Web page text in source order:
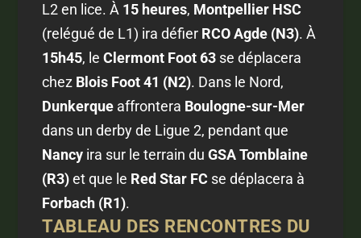
L2 en lice. À 15 heures, Montpellier HSC
(relégué de L1) ira défier RCO Agde (N3). À
15h45, leClermont Foot 63 se déplacera
chez Blois Foot 41 (N2). Dans le Nord,
Dunkerque affrontera Boulogne-sur-Mer
dans un derby de Ligue 2, pendant que
Nancy ira sur le terrain duGSA Tomblaine
(R3)et que le Red Star FC se déplacera à
Forbach (R1).
TABLEAU DES RENCONTRES DU